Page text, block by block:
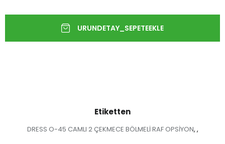
Etiketten
DRESS O-45 CAMLI 2 ÇEKMECE BÖLMELİ RAF OPSİYON, ,